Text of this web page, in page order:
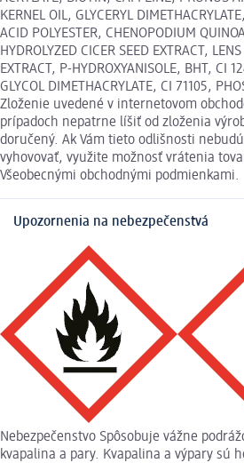
KERNEL OIL, GLYCERYL
ACID POLYESTER, CHENOPODIUM
HYDROLYZED CICER SEED EXTRACT,
EXTRACT, P-HYDROXYANISOLE, BHT, CI
GLYCOL DIMETHACRYLATE, CI 71105,
Zloženie uvedené v internetovom
prípadoch nepatrne líšiť od zloženia
doručený. Ak Vám tieto odlišnosti
vyhovovať, využite možnosť vrátenia
Všeobecnými obchodnými podmienkami.
Upozornenia na nebezpečenstvá
Nebezpečenstvo Spôsobuje vážne
kvapalina a pary. Kvapalina a výpary sú